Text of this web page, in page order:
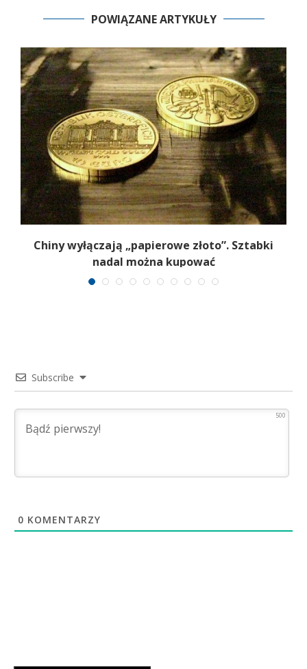
POWIĄZANE ARTYKUŁY
Chiny wyłączają „papierowe złoto”. Sztabki
nadal można kupować
Subscribe
500
0 KOMENTARZY